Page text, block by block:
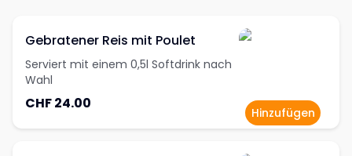
Gebratener Reis mit Poulet
Serviert mit einem 0,5l Softdrink nach
Wahl
CHF 24.00
Hinzufügen